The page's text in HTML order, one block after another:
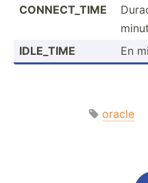
CONNEC­T_TIME
IDLE_TIME
En
oracle